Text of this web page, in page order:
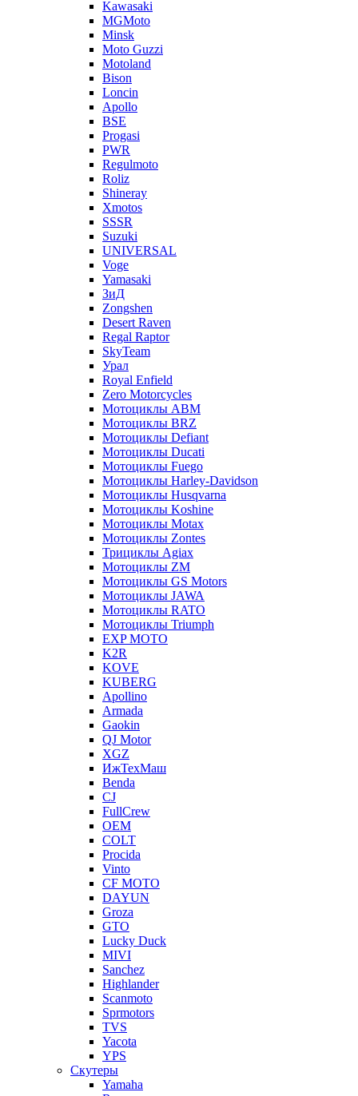
Kawasaki
MGMoto
Minsk
Moto Guzzi
Motoland
Bison
Loncin
Apollo
BSE
Progasi
PWR
Regulmoto
Roliz
Shineray
Xmotos
SSSR
Suzuki
UNIVERSAL
Voge
Yamasaki
ЗиД
Zongshen
Desert Raven
Regal Raptor
SkyTeam
Урал
Royal Enfield
Zero Motorcycles
Мотоциклы ABM
Мотоциклы BRZ
Мотоциклы Defiant
Мотоциклы Ducati
Мотоциклы Fuego
Мотоциклы Harley-Davidson
Мотоциклы Husqvarna
Мотоциклы Koshine
Мотоциклы Motax
Мотоциклы Zontes
Трициклы Agiax
Мотоциклы ZM
Мотоциклы GS Motors
Мотоциклы JAWA
Мотоциклы RATO
Мотоциклы Triumph
EXP MOTO
K2R
KOVE
KUBERG
Apollino
Armada
Gaokin
QJ Motor
XGZ
ИжТехМаш
Benda
CJ
FullCrew
OEM
COLT
Procida
Vinto
CF MOTO
DAYUN
Groza
GTO
Lucky Duck
MIVI
Sanchez
Highlander
Scanmoto
Sprmotors
TVS
Yacota
YPS
Скутеры
Yamaha